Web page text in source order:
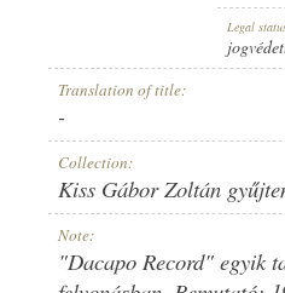
RECORD NUMBER: 4022 B
Legal
Translation of title:
-
Collection:
Kiss Gábor Zoltán
Note:
"Dacapo Record" egyik